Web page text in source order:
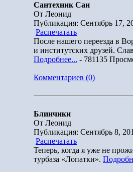
Сантехник Сан
От Леонид
Публикация: Сентябрь 17,
Распечатать
После нашего переезда в
и институтских друзей.
Подробнее... - 781135
Комментариев (0)
Блинчики
От Леонид
Публикация: Сентябрь 8,
Распечатать
Теперь, когда я уже не
турбаза «Лопатки».